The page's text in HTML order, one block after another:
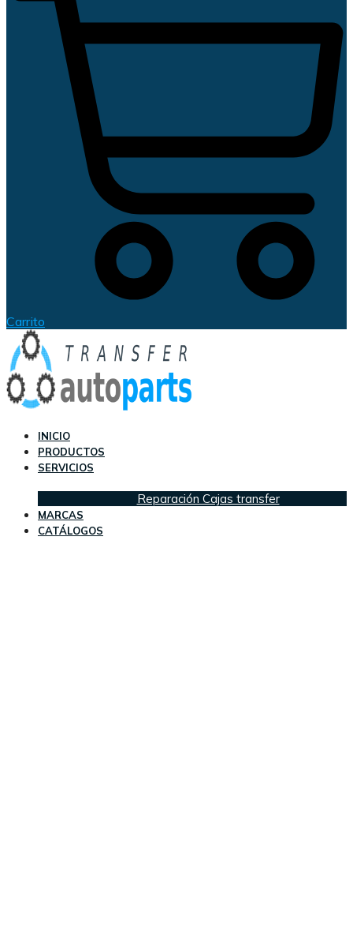
Carrito
INICIO
PRODUCTOS
SERVICIOS
Reparación Cajas transfer
MARCAS
CATÁLOGOS